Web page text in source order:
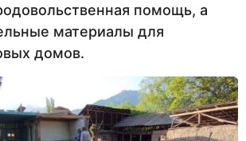
помощь, а
материалы для
домов.